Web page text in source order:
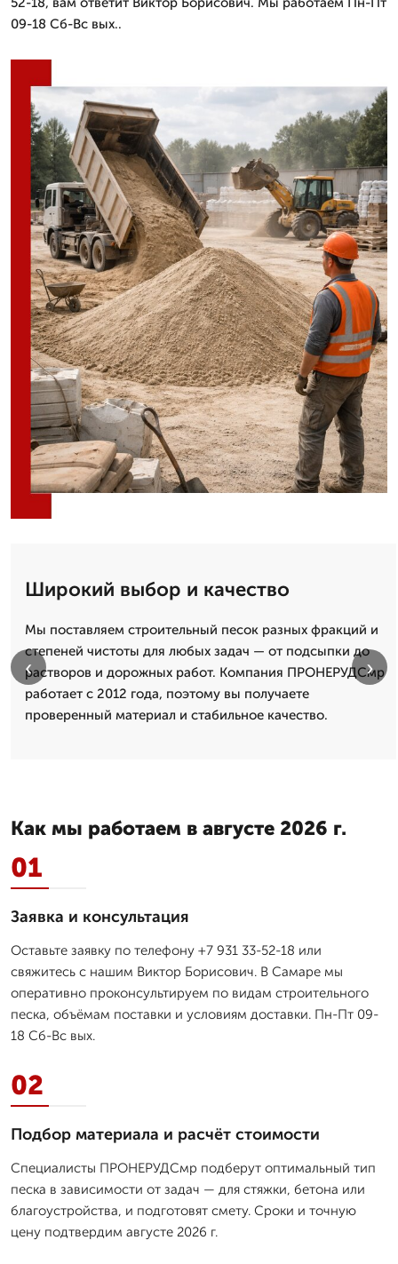
09-18 Сб-Вс вых..
Широкий выбор и качество
Мы поставляем строительный песок разных фракций и
степеней чистоты для любых задач — от подсыпки до
растворов и дорожных работ. Компания ПРОНЕРУДСмр
работает с 2012 года, поэтому вы получаете
проверенный материал и стабильное качество.
‹ ›
Как мы работаем в августе 2026 г.
01
Заявка и консультация
Оставьте заявку по телефону +7 931 33-52-18 или
свяжитесь с нашим Виктор Борисович. В Самаре мы
оперативно проконсультируем по видам строительного
песка, объёмам поставки и условиям доставки. Пн-Пт 09-
18 Сб-Вс вых.
02
Подбор материала и расчёт стоимости
Специалисты ПРОНЕРУДСмр подберут оптимальный тип
песка в зависимости от задач — для стяжки, бетона или
благоустройства, и подготовят смету. Сроки и точную
цену подтвердим августе 2026 г.